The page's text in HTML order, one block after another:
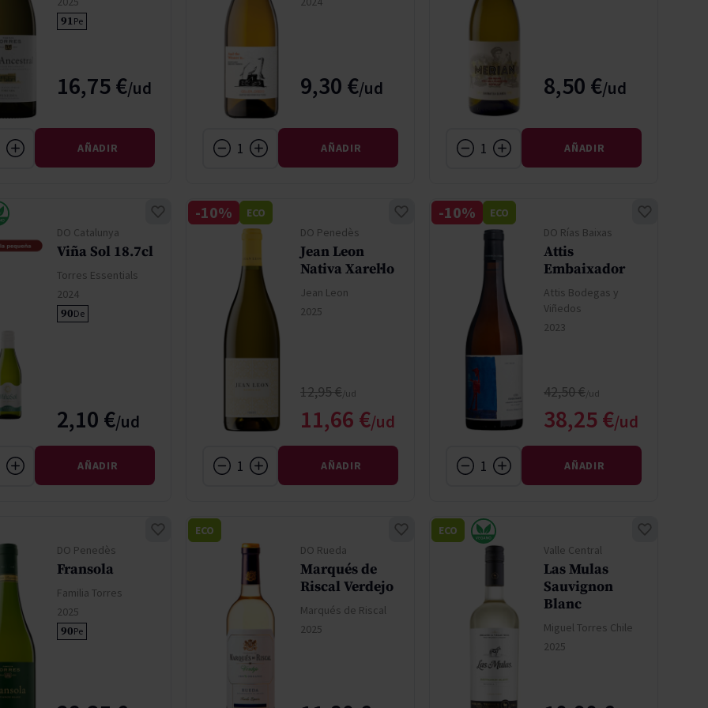
91Pe
16,75 €
AÑADIR
9,30 €
AÑADIR
8,50 €
AÑADIR
DO Catalunya
Viña Sol 18.7cl
Torres Essentials
2024
90De
2,10 €
AÑADIR
DO Penedès
Jean Leon
Nativa Xarel·lo
Jean Leon
2025
Precio especial
11,66 €
Precio normal
12,95 €
-10% ECO
AÑADIR
DO Rías Baixas
Attis
Embaixador
Attis Bodegas y
Viñedos
2023
Precio especial
38,25 €
Precio normal
42,50 €
-10% ECO
AÑADIR
DO Penedès
Fransola
Familia Torres
2025
90Pe
DO Rueda
Marqués de
Riscal Verdejo
Marqués de Riscal
2025
ECO
Valle Central
Las Mulas
Sauvignon
Blanc
Miguel Torres Chile
2025
ECO